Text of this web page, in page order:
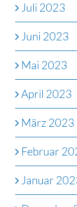
Juli 2023
Juni 2023
Mai 2023
April 2023
März 2023
Februar
Januar